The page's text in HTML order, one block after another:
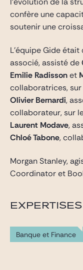
confère une
soutenir une
L’équipe Gide
associé, assisté de
Emilie Radissonet
collaboratrices,
Olivier Bernardi,
collaborateur, sur
Laurent Modave,
Chloé Tabone,
Morgan Stanley,
Coordinator et
Banque et Finance